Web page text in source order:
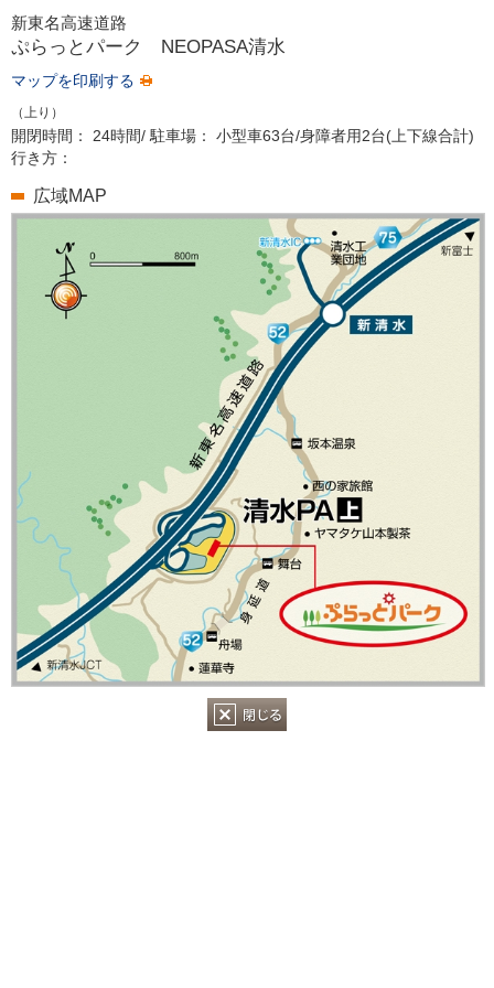
新東名高速道路
ぷらっとパーク NEOPASA清水
マップを印刷する
（上り）
開閉時間： 24時間/ 駐車場：
小型車63台/身障者用2台(上下線合計)
行き方：
広域MAP